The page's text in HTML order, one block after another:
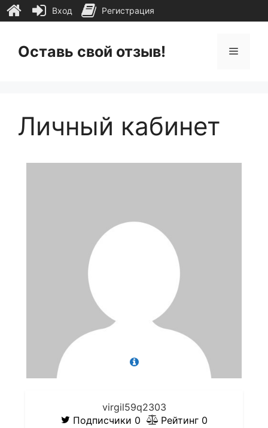
содержимому
Оставь свой отзыв! Меню
Личный кабинет
virgil59q2303
Подписчики 0 Рейтинг 0
Вход Регистрация